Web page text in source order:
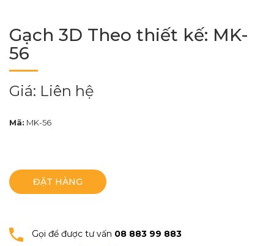
Gạch 3D Theo thiết kế: MK-
56
Giá: Liên hệ
Mã: MK-56
ĐẶT HÀNG
Gọi để được tư vấn 08 883 99 883